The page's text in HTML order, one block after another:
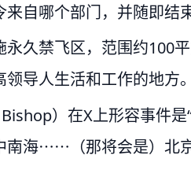
自哪个部门，并随即结
久禁飞区，范围约100
导人生活和工作的地方。
）在X上形容事件
南海⋯⋯（那将会是）北